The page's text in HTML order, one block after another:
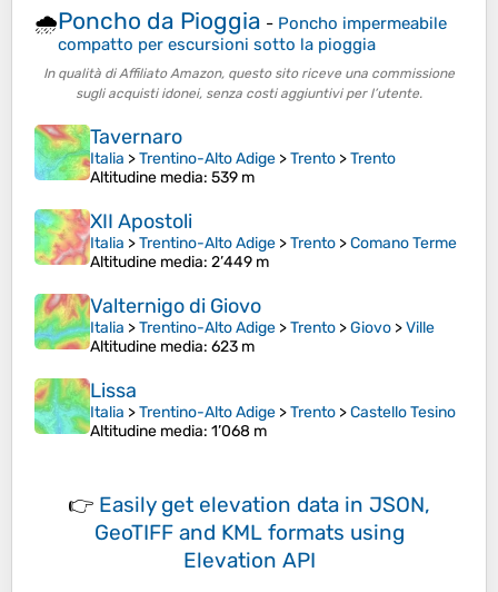
🌧️Poncho da Pioggia - Poncho impermeabile
compatto per escursioni sotto la pioggia
In qualità di Affiliato Amazon, questo sito riceve una commissione
sugli acquisti idonei, senza costi aggiuntivi per l’utente.
Tavernaro
Italia >Trentino-Alto Adige >Trento >Trento
Altitudine media: 539 m
XII Apostoli
Italia >Trentino-Alto Adige >Trento >Comano Terme
Altitudine media: 2’449 m
Valternigo di Giovo
Italia >Trentino-Alto Adige >Trento >Giovo >Ville
Altitudine media: 623 m
Lissa
Italia >Trentino-Alto Adige >Trento >Castello Tesino
Altitudine media: 1’068 m
👉 Easily get elevation data in JSON,
GeoTIFF and KML formats using
Elevation API